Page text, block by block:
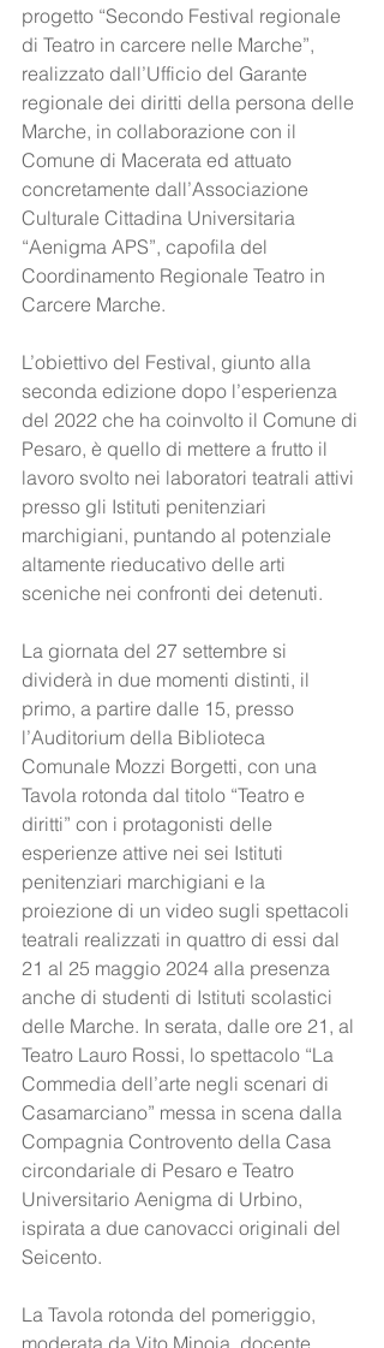
progetto “Secondo Festival regionale
di Teatro in carcere nelle Marche”,
realizzato dall’Ufficio del Garante
regionale dei diritti della persona delle
Marche, in collaborazione con il
Comune di Macerata ed attuato
concretamente dall’Associazione
Culturale Cittadina Universitaria
“Aenigma APS”, capofila del
Coordinamento Regionale Teatro in
Carcere Marche.
L’obiettivo del Festival, giunto alla
seconda edizione dopo l’esperienza
del 2022 che ha coinvolto il Comune di
Pesaro, è quello di mettere a frutto il
lavoro svolto nei laboratori teatrali attivi
presso gli Istituti penitenziari
marchigiani, puntando al potenziale
altamente rieducativo delle arti
sceniche nei confronti dei detenuti.
La giornata del 27 settembre si
dividerà in due momenti distinti, il
primo, a partire dalle 15, presso
l’Auditorium della Biblioteca
Comunale Mozzi Borgetti, con una
Tavola rotonda dal titolo “Teatro e
diritti” con i protagonisti delle
esperienze attive nei sei Istituti
penitenziari marchigiani e la
proiezione di un video sugli spettacoli
teatrali realizzati in quattro di essi dal
21 al 25 maggio 2024 alla presenza
anche di studenti di Istituti scolastici
delle Marche. In serata, dalle ore 21, al
Teatro Lauro Rossi, lo spettacolo “La
Commedia dell’arte negli scenari di
Casamarciano” messa in scena dalla
Compagnia Controvento della Casa
circondariale di Pesaro e Teatro
Universitario Aenigma di Urbino,
ispirata a due canovacci originali del
Seicento.
La Tavola rotonda del pomeriggio,
moderata da Vito Minoia, docente